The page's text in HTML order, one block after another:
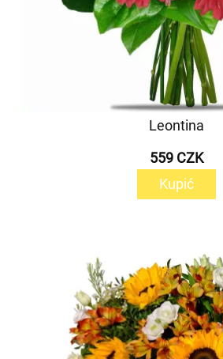
Leontina
559 CZK
Kupić